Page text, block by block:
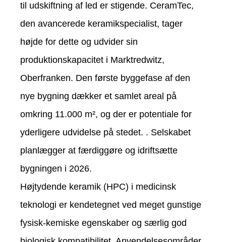
til udskiftning af led er stigende. CeramTec,
den avancerede keramikspecialist, tager
højde for dette og udvider sin
produktionskapacitet i Marktredwitz,
Oberfranken. Den første byggefase af den
nye bygning dækker et samlet areal på
omkring 11.000 m², og der er potentiale for
yderligere udvidelse på stedet. . Selskabet
planlægger at færdiggøre og idriftsætte
bygningen i 2026.
Højtydende keramik (HPC) i medicinsk
teknologi er kendetegnet ved meget gunstige
fysisk-kemiske egenskaber og særlig god